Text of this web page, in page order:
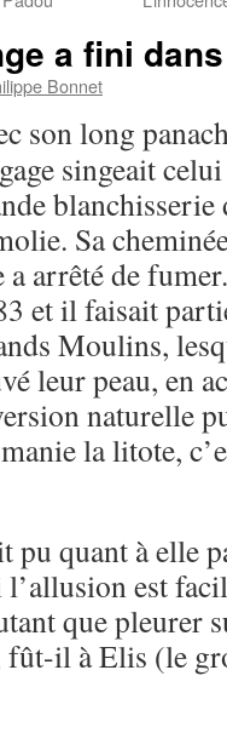
a fini
Bonnet
son long
singeait
blanchisserie
Sa
a arrêté de
et il faisait
Moulins,
leur peau, en
naturelle
la litote,
quant à elle
est
que pleurer
fût-il à Elis (le